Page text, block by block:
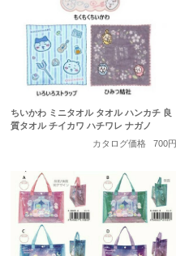
ちいかわ ミニタオル タオル ハンカチ 良
質タオル チイカワ ハチワレ ナガノ
カタログ価格
700円